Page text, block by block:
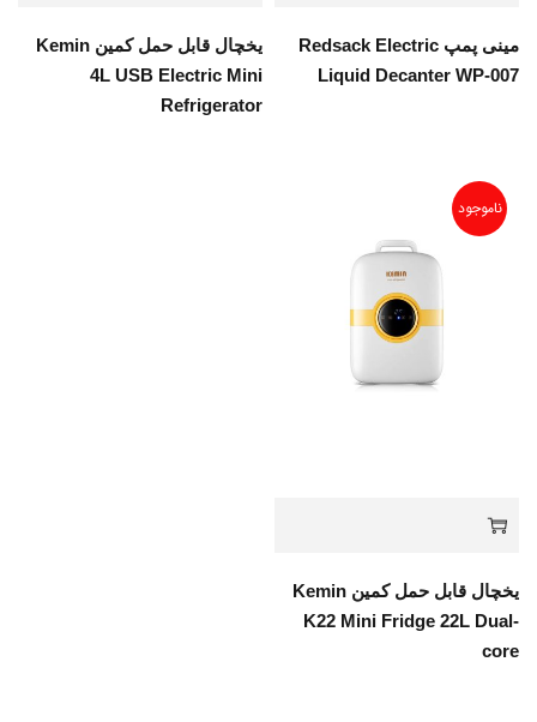
مینی پمپ Redsack Electric
Liquid Decanter WP-007
یخچال قابل حمل کمین Kemin
4L USB Electric Mini
Refrigerator
ناموجود
یخچال قابل حمل کمین Kemin
K22 Mini Fridge 22L Dual-
core